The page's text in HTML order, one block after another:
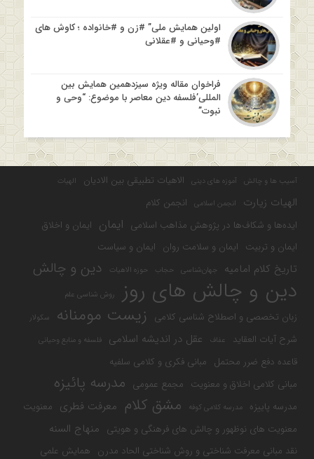
اولین همایش ملی” #زن و #خانواده ؛ کاوش های
#وحیانی و #عقلانی
فراخوان مقاله ویژه سیزدهمین همایش بین
المللی’فلسفه دین معاصر با موضوع: “وحی و
نبوت”
آسیب ها و چالش آموزه های دینی الاهیات تطبیقی بین الادیان الهیات
الهیات زیارت انجمن اسلامی
انجمن کلام
ایده‌ها و شکاف‌ها در پژوهش مذاهب اسلامی ایمان ایمان و اخلاق
ایمان و تربیت ایمان و سلامت روان ایمان و سیاست
تاریخ کلام امامیه جهان‌شناسی حجاب حوزه الاهیات دین و چالش
دین و چالش های روز روش شناسی علم
زبان تخصصی و اصطلاح شناسی کلامی زیست مومنانه سکولار
شرح آیات العقاید عفاف عقل در اندیشه اسلامی فلسفه و منابع وحیانی
قاعده دفع ضرر محتمل مبانی فکری و کلامی سلفیه
مبانی کلامی اخلاق و معنویت مجمع عمومی مدرسه پائیزه
مدرسه پاییزه مدرسه کلامی کوفه مشق کلام معرفت فطری معنویت
معنویت های نوظهور و چالش های فرهنگی و هویتی منهاج السنه
نقد مبانی معرفت شناختی و روش شناختی الحاد مدرن همایش علمی